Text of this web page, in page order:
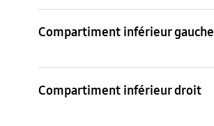
Compartiment inférieur gauche
Compartiment inférieur droit